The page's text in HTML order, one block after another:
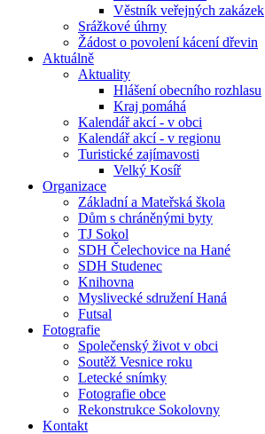
Věstník veřejných zakázek
Srážkové úhrny
Žádost o povolení kácení dřevin
Aktuálně
Aktuality
Hlášení obecního rozhlasu
Kraj pomáhá
Kalendář akcí - v obci
Kalendář akcí - v regionu
Turistické zajímavosti
Velký Kosíř
Organizace
Základní a Mateřská škola
Dům s chráněnými byty
TJ Sokol
SDH Čelechovice na Hané
SDH Studenec
Knihovna
Myslivecké sdružení Haná
Futsal
Fotografie
Společenský život v obci
Soutěž Vesnice roku
Letecké snímky
Fotografie obce
Rekonstrukce Sokolovny
Kontakt